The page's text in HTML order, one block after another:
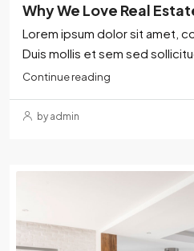
Why We Love Real
Lorem ipsum dolor sit amet,
Duis mollis et sem sed
Continue reading
by admin